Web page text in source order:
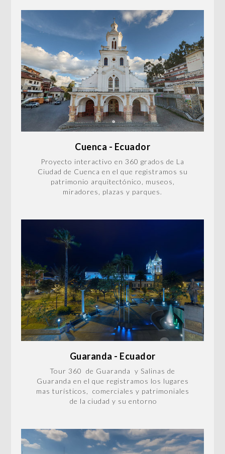
Cuenca - Ecuador
Proyecto interactivo en 360 grados de La
Ciudad de Cuenca en el que registramos su
patrimonio arquitectónico, museos,
miradores, plazas y parques.
Guaranda - Ecuador
Tour 360 de Guaranda y Salinas de
Guaranda en el que registramos los lugares
mas turísticos, comerciales y patrimoniales
de la ciudad y su entorno